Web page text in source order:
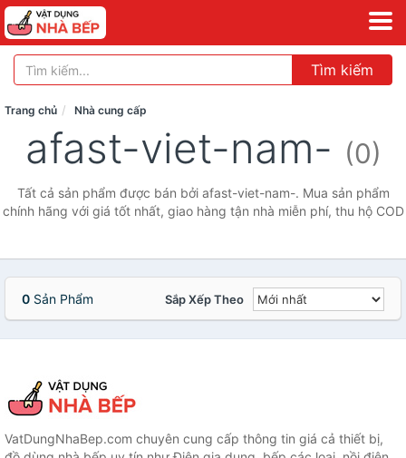
Tìm kiếm
Trang chủ Nhà cung cấp
afast-viet-nam- (0)
Tất cả sản phẩm được bán bởi afast-viet-nam-. Mua sản phẩm
chính hãng với giá tốt nhất, giao hàng tận nhà miễn phí, thu hộ COD
0 Sản Phẩm Sắp Xếp Theo
VatDungNhaBep.com chuyên cung cấp thông tin giá cả thiết bị,